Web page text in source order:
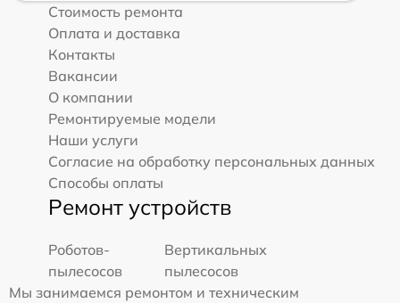
Стоимость ремонта
Оплата и доставка
Контакты
Вакансии
О компании
Ремонтируемые модели
Наши услуги
Согласие на обработку персональных данных
Способы оплаты
Ремонт устройств
Роботов-
пылесосов
Вертикальных
пылесосов
Мы занимаемся ремонтом и техническим